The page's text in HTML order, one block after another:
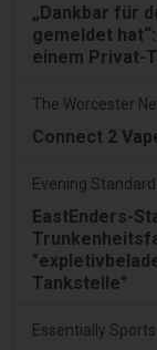
„Dankbar für
gemeldet
einem Privat-
The Worcester
Connect 2
Evening Standard
EastEnders-
Tankstelle"
Essentially Sports